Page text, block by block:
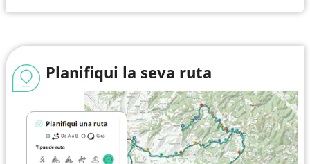
Planifiqui la seva ruta